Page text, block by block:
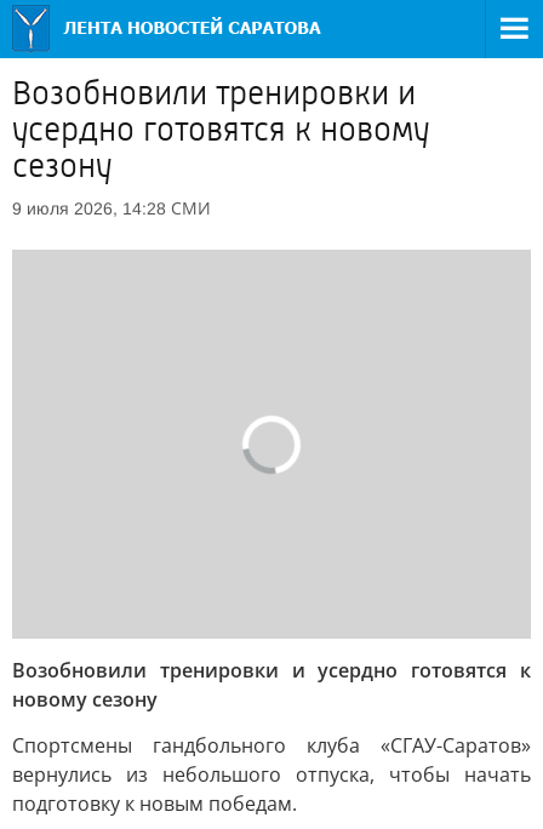
Возобновили тренировки и
усердно готовятся к новому
сезону
9 июля 2026, 14:28 СМИ
Возобновили тренировки и усердно готовятся к
новому сезону
Спортсмены гандбольного клуба «СГАУ-Саратов»
вернулись из небольшого отпуска, чтобы начать
подготовку к новым победам.